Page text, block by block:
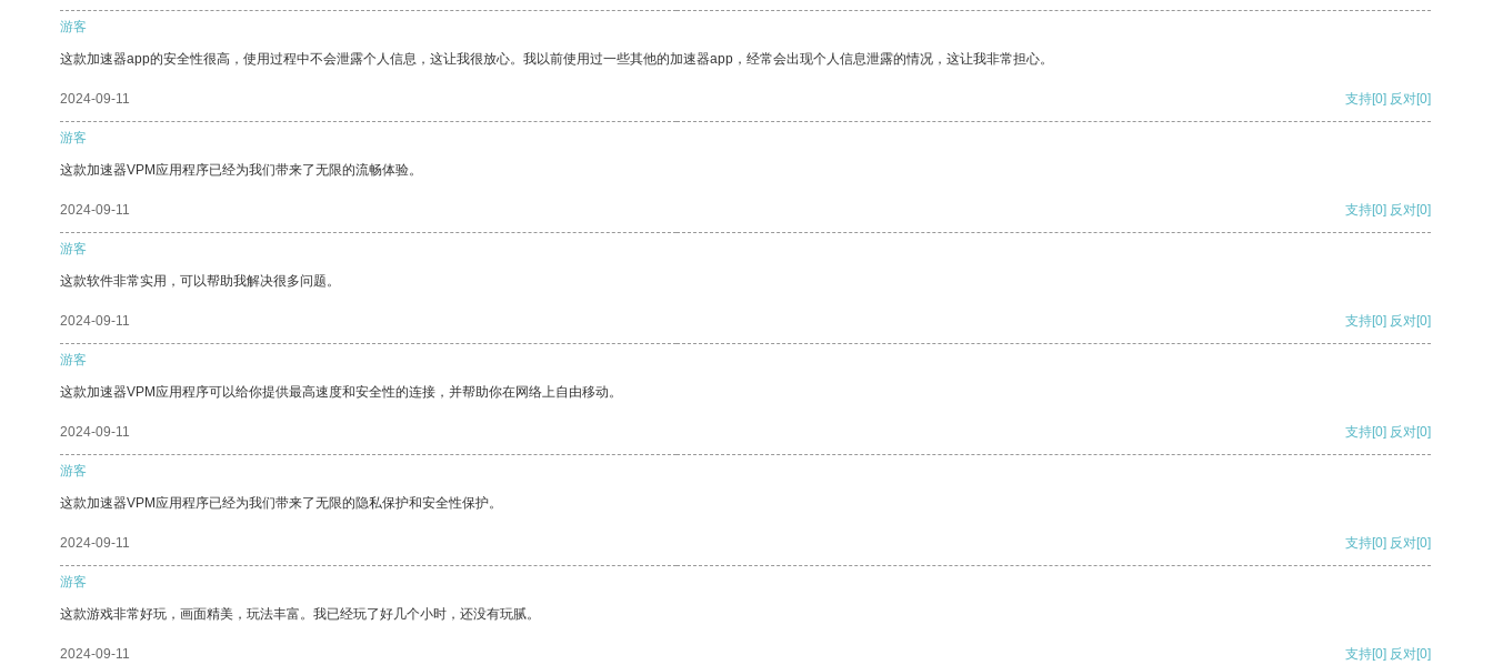
游客
这款加速器app的安全性很高，使用过程中不会泄露个人信息，这让我很放心。我以前使用过一些其他的加速器app，经常会出现个人信息泄露的情况，这让我非常担心。
2024-09-11 支持[0] 反对[0]
游客
这款加速器VPM应用程序已经为我们带来了无限的流畅体验。
2024-09-11 支持[0] 反对[0]
游客
这款软件非常实用，可以帮助我解决很多问题。
2024-09-11 支持[0] 反对[0]
游客
这款加速器VPM应用程序可以给你提供最高速度和安全性的连接，并帮助你在网络上自由移动。
2024-09-11 支持[0] 反对[0]
游客
这款加速器VPM应用程序已经为我们带来了无限的隐私保护和安全性保护。
2024-09-11 支持[0] 反对[0]
游客
这款游戏非常好玩，画面精美，玩法丰富。我已经玩了好几个小时，还没有玩腻。
2024-09-11 支持[0] 反对[0]